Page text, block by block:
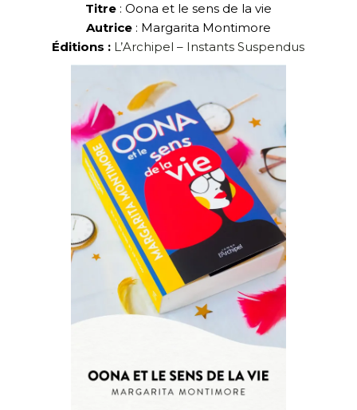
Titre: Oona et le sens de la vie
Autrice : Margarita Montimore
Éditions : L’Archipel – Instants Suspendus